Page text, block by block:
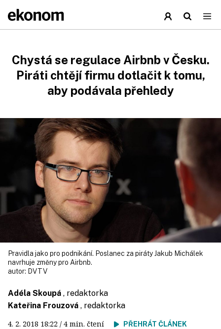
Chystá se regulace Airbnb v Česku.
Piráti chtějí firmu dotlačit k tomu,
aby podávala přehledy
Pravidla jako pro podnikání. Poslanec za piráty Jakub Michálek
navrhuje změny pro Airbnb.
autor: DVTV
Adéla Skoupá , redaktorka
Kateřina Frouzová , redaktorka
4. 2. 2018 18:22 / 4 min. čtení PŘEHRÁT ČLÁNEK